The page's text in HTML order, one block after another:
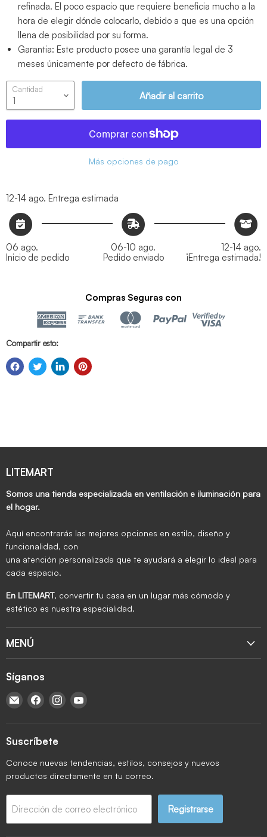
refinada. El poco espacio que requiere beneficia mucho a la
hora de elegir dónde colocarlo, debido a que es una opción
llena de posibilidad por su forma.
Garantia: Este producto posee una garantía legal de 3
meses únicamente por defecto de fábrica.
Cantidad
Añadir al carrito
Más opciones de pago
12-14 ago. Entrega estimada
06 ago.
Inicio de pedido
06-10 ago.
Pedido enviado
12-14 ago.
¡Entrega estimada!
Compras Seguras con
Compartir esto:
LITEMART
Somos una tienda especializada en ventilación e iluminación para
el hogar.
Aquí encontrarás las mejores opciones en estilo, diseño y
funcionalidad, con
una atención personalizada que te ayudará a elegir lo ideal para
cada espacio.
En LITEMART, convertir tu casa en un lugar más cómodo y
estético es nuestra especialidad.
MENÚ
Síganos
Encuéntrenos en Correo electrónico
Encuéntrenos en Facebook
Encuéntrenos en Instagram
Suscríbete
Conoce nuevas tendencias, estilos, consejos y nuevos
productos directamente en tu correo.
Dirección de correo electrónico Registrarse